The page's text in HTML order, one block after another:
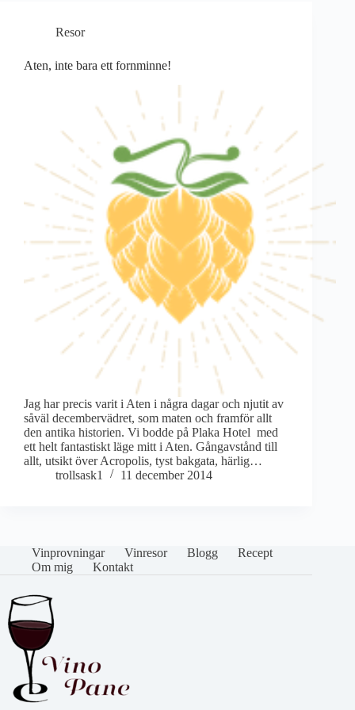
Resor
Aten, inte bara ett fornminne!
Jag har precis varit i Aten i några dagar och njutit av
såväl decembervädret, som maten och framför allt
den antika historien. Vi bodde på Plaka Hotel med
ett helt fantastiskt läge mitt i Aten. Gångavstånd till
allt, utsikt över Acropolis, tyst bakgata, härlig…
trollsask1
11 december 2014
Vinprovningar Vinresor Blogg
Recept
Om mig
Kontakt